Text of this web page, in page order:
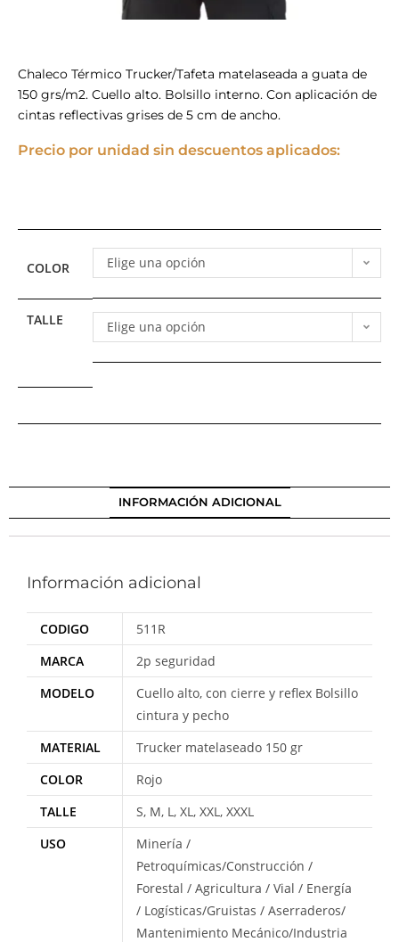
Chaleco Térmico Trucker/Tafeta matelaseada a guata de
150 grs/m2. Cuello alto. Bolsillo interno. Con aplicación de
cintas reflectivas grises de 5 cm de ancho.
Precio por unidad sin descuentos aplicados:
COLOR Elige una opción
TALLE Elige una opción
INFORMACIÓN ADICIONAL
Información adicional
CODIGO
511R
MARCA
2p seguridad
MODELO
Cuello alto, con cierre y reflex Bolsillo
cintura y pecho
MATERIAL
Trucker matelaseado 150 gr
COLOR
Rojo
TALLE
S, M, L, XL, XXL, XXXL
USO
Minería /
Petroquímicas/Construcción /
Forestal / Agricultura / Vial / Energía
/ Logísticas/Gruistas / Aserraderos/
Mantenimiento Mecánico/Industria